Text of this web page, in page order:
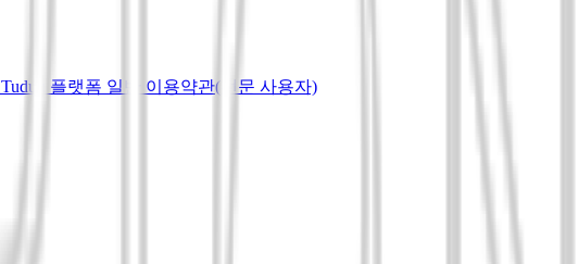
Tuduu 플랫폼 일반 이용약관(전문 사용자)